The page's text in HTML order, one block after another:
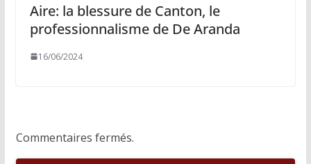
Aire: la blessure de Canton, le
professionnalisme de De Aranda
16/06/2024
Commentaires fermés.